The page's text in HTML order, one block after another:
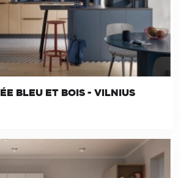
BLEU ET BOIS - VILNIUS